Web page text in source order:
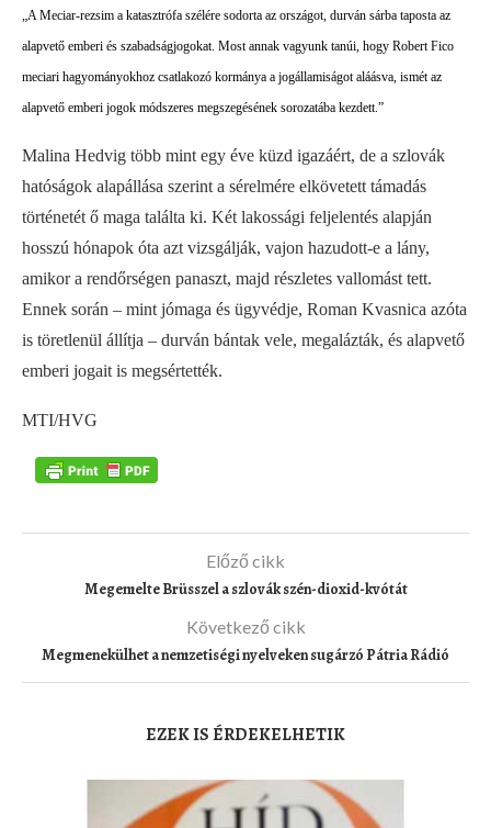
„A Meciar-rezsim a katasztrófa szélére sodorta az országot, durván sárba taposta az
alapvető emberi és szabadságjogokat. Most annak vagyunk tanúi, hogy Robert Fico
meciari hagyományokhoz csatlakozó kormánya a jogállamiságot aláásva, ismét az
alapvető emberi jogok módszeres megszegésének sorozatába kezdett.”
Malina Hedvig több mint egy éve küzd igazáért, de a szlovák
hatóságok alapállása szerint a sérelmére elkövetett támadás
történetét ő maga találta ki. Két lakossági feljelentés alapján
hosszú hónapok óta azt vizsgálják, vajon hazudott-e a lány,
amikor a rendőrségen panaszt, majd részletes vallomást tett.
Ennek során – mint jómaga és ügyvédje, Roman Kvasnica azóta
is töretlenül állítja – durván bántak vele, megalázták, és alapvető
emberi jogait is megsértették.
MTI/HVG
Előző cikk
Megemelte Brüsszel a szlovák szén-dioxid-kvótát
Következő cikk
Megmenekülhet a nemzetiségi nyelveken sugárzó Pátria Rádió
EZEK IS ÉRDEKELHETIK